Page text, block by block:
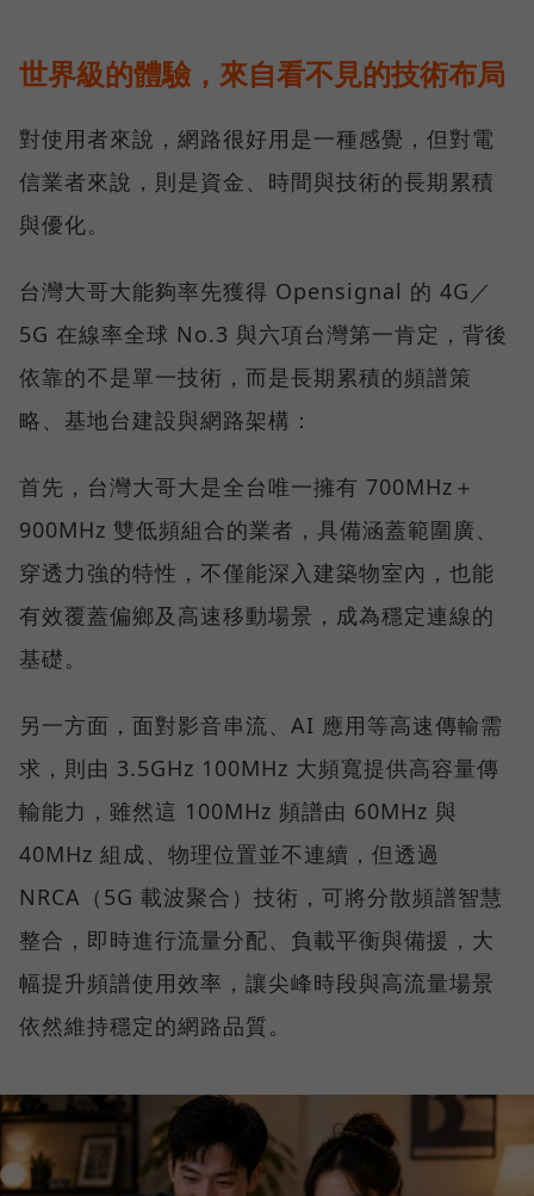
世界級的體驗，來自看不見的技術布局
對使用者來說，網路很好用是一種感覺，但對電
信業者來說，則是資金、時間與技術的長期累積
與優化。
台灣大哥大能夠率先獲得 Opensignal 的 4G／
5G 在線率全球 No.3 與六項台灣第一肯定，背後
依靠的不是單一技術，而是長期累積的頻譜策
略、基地台建設與網路架構：
首先，台灣大哥大是全台唯一擁有 700MHz＋
900MHz 雙低頻組合的業者，具備涵蓋範圍廣、
穿透力強的特性，不僅能深入建築物室內，也能
有效覆蓋偏鄉及高速移動場景，成為穩定連線的
基礎。
另一方面，面對影音串流、AI 應用等高速傳輸需
求，則由 3.5GHz 100MHz 大頻寬提供高容量傳
輸能力，雖然這 100MHz 頻譜由 60MHz 與
40MHz 組成、物理位置並不連續，但透過
NRCA（5G 載波聚合）技術，可將分散頻譜智慧
整合，即時進行流量分配、負載平衡與備援，大
幅提升頻譜使用效率，讓尖峰時段與高流量場景
依然維持穩定的網路品質。